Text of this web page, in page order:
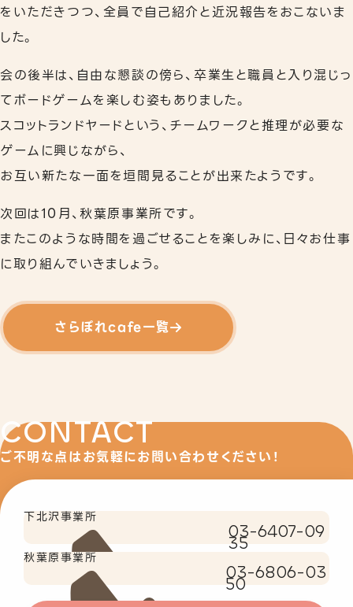
事業所案内
秋葉原事業所
職員紹介
よくあるご質問
をいただきつつ、全員で自己紹介と近況報告をおこないま
した。
会の後半は、自由な懇談の傍ら、卒業生と職員と入り混じっ
てボードゲームを楽しむ姿もありました。
スコットランドヤードという、チームワークと推理が必要な
ゲームに興じながら、
お互い新たな一面を垣間見ることが出来たようです。
次回は10月、秋葉原事業所です。
またこのような時間を過ごせることを楽しみに、日々お仕事
に取り組んでいきましょう。
さらぽれcafe一覧
CONTACT
ご不明な点はお気軽にお問い合わせください！
下北沢事業所
03-6407-09
35
秋葉原事業所
03-6806-03
50